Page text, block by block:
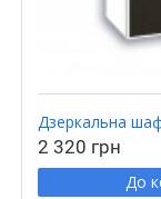
Дзеркальна
2 320 грн
До